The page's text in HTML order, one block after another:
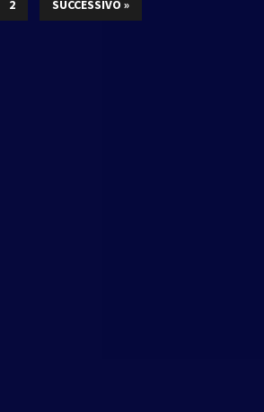
2 SUCCESSIVO »